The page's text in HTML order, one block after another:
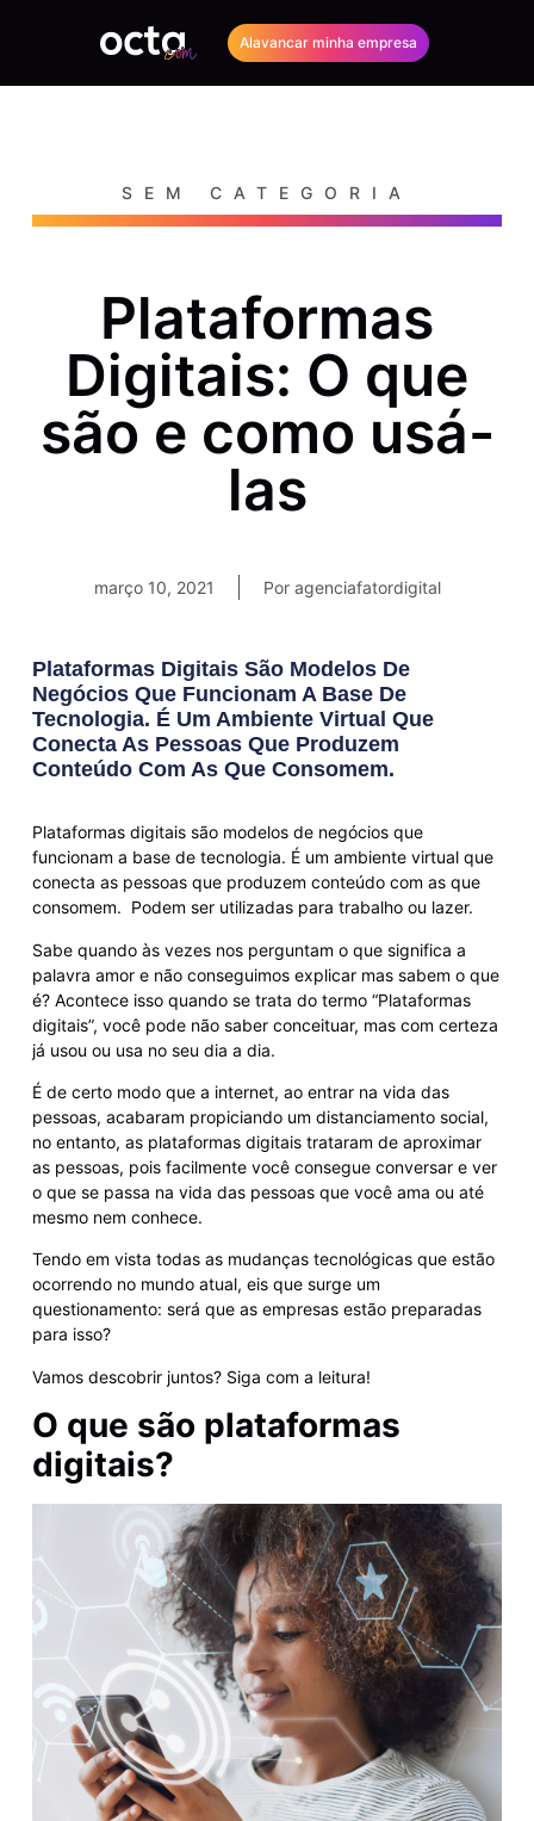
Alavancar minha empresa
SEM CATEGORIA
Plataformas
Digitais: O que
são e como usá-
las
março 10, 2021 Poragenciafatordigital
Plataformas Digitais São Modelos De
Negócios Que Funcionam A Base De
Tecnologia. É Um Ambiente Virtual Que
Conecta As Pessoas Que Produzem
Conteúdo Com As Que Consomem.
Plataformas digitais são modelos de negócios que
funcionam a base de tecnologia. É um ambiente virtual que
conecta as pessoas que produzem conteúdo com as que
consomem. Podem ser utilizadas para trabalho ou lazer.
Sabe quando às vezes nos perguntam o que significa a
palavra amor e não conseguimos explicar mas sabem o que
é? Acontece isso quando se trata do termo “Plataformas
digitais”, você pode não saber conceituar, mas com certeza
já usou ou usa no seu dia a dia.
É de certo modo que a internet, ao entrar na vida das
pessoas, acabaram propiciando um distanciamento social,
no entanto, as plataformas digitais trataram de aproximar
as pessoas, pois facilmente você consegue conversar e ver
o que se passa na vida das pessoas que você ama ou até
mesmo nem conhece.
Tendo em vista todas as mudanças tecnológicas que estão
ocorrendo no mundo atual, eis que surge um
questionamento: será que as empresas estão preparadas
para isso?
Vamos descobrir juntos? Siga com a leitura!
O que são plataformas
digitais?